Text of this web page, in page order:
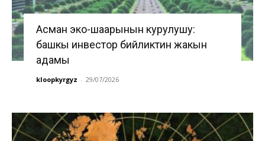
Асман эко-шаарынын курулушу:
башкы инвестор бийликтин жакын
адамы
kloopkyrgyz - 29/07/2026